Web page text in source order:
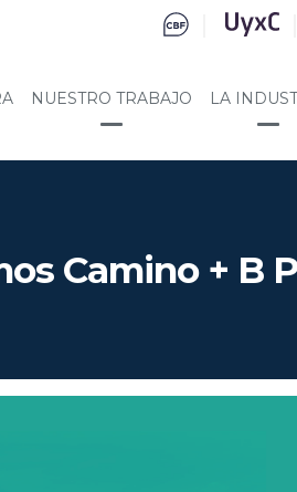
NUESTRO TRABAJO LA
Camino + B